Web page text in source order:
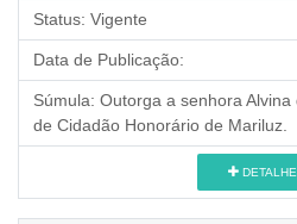
Status: Vigente
Data de Publicação:
Súmula: Outorga a senhora
de Cidadão Honorário de Mariluz.